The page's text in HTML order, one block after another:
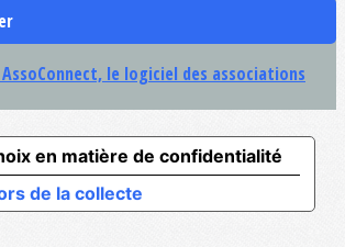
le logiciel des associations
de la collecte
en matière de confidentialité